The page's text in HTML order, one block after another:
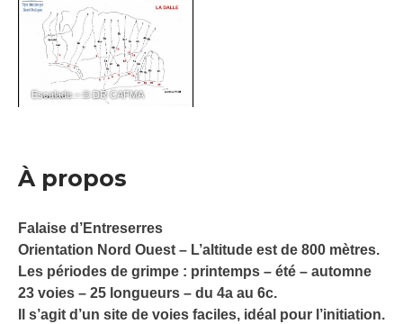
Escalade – © DR CAFMA
À propos
Falaise d’Entreserres
Orientation Nord Ouest – L’altitude est de 800 mètres.
Les périodes de grimpe : printemps – été – automne
23 voies – 25 longueurs – du 4a au 6c.
Il s’agit d’un site de voies faciles, idéal pour l’initiation.